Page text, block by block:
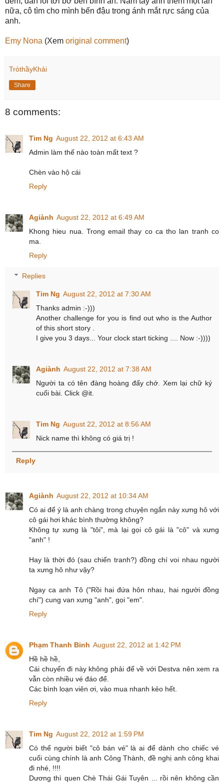
nữa, cô tìm cho mình bến đậu trong ánh mắt rực sáng của
anh.
Emy Nona (Xem original comment)
TròthầyKhải
Share
8 comments:
Tim Ng August 22, 2012 at 6:43 AM
Admin làm thế nào toàn mất text ?
Chèn vào hộ cái
Reply
Agiành August 22, 2012 at 6:49 AM
Khong hieu nua. Trong email thay co ca tho lan tranh co
ma.
Reply
Replies
Tim Ng August 22, 2012 at 7:30 AM
Thanks admin :-)))
Another challenge for you is find out who is the Author
of this short story .
I give you 3 days... Your clock start ticking .... Now :-))))
Agiành August 22, 2012 at 7:38 AM
Người ta có tên đàng hoàng đấy chớ. Xem lại chữ ký
cuối bài. Click @it.
Tim Ng August 22, 2012 at 8:56 AM
Nick name thì không có giá trị !
Reply
Agiành August 22, 2012 at 10:34 AM
Có ai để ý là anh chàng trong chuyện ngắn này xưng hô với
cô gái hơi khác bình thường không?
Không tự xưng là "tôi", mà lại gọi cô gái là "cô" và xưng
"anh" !
Hay là thời đó (sau chiến tranh?) đồng chí voi nhau người
ta xưng hô như vậy?
Ngay ca anh Tô ("Rồi hai đứa hôn nhau, hai người đồng
chí") cung van xưng "anh", gọi "em".
Reply
Phạm Thanh Binh August 22, 2012 at 1:42 PM
Hề hề hề,
Cái chuyến đi này không phải để về với Destva nên xem ra
vẫn còn nhiều vé đáo để.
Các bình loạn viên ơi, vào mua nhanh kẻo hết.
Reply
Tim Ng August 22, 2012 at 1:59 PM
Có thể người biết "cô bán vé" là ai để dành cho chiếc vé
cuối cùng chính là anh Công Thành, đề nghị anh công khai
đi nhé, !!!!
Dương thì quen Chè Thái Gái Tuyên ... rồi nên không cần